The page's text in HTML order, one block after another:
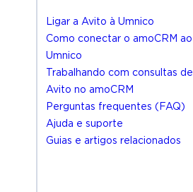
Ligar a Avito à Umnico
Como conectar o amoCRM ao
Umnico
Trabalhando com consultas de
Avito no amoCRM
Perguntas frequentes (FAQ)
Ajuda e suporte
Guias e artigos relacionados